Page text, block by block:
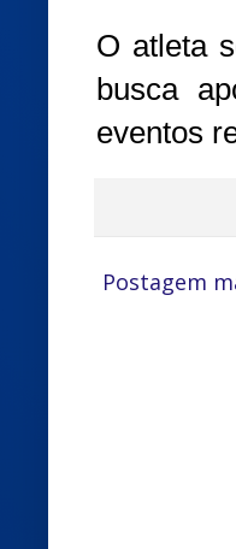
O atleta
busca
eventos
Postagem